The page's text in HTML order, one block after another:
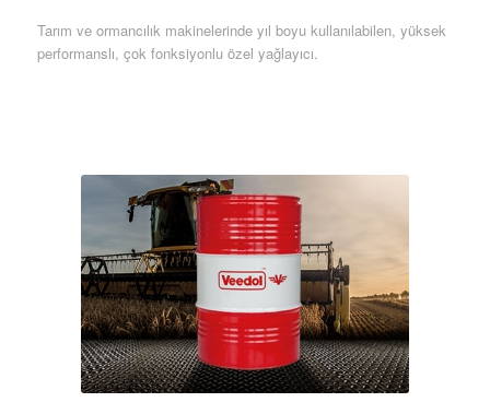
Tarım ve ormancılık makinelerinde yıl boyu kullanılabilen, yüksek
performanslı, çok fonksiyonlu özel yağlayıcı.